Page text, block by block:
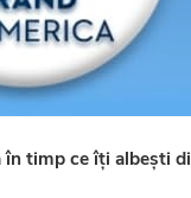
în timp ce îți albești